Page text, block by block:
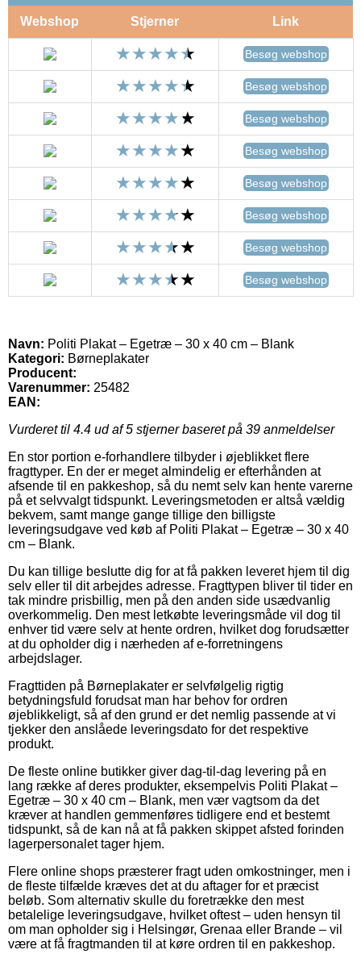
Webshop Stjerner Link
Besøg webshop
Besøg webshop
Besøg webshop
Besøg webshop
Besøg webshop
Besøg webshop
Besøg webshop
Besøg webshop
Navn: Politi Plakat – Egetræ – 30 x 40 cm – Blank
Kategori: Børneplakater
Producent:
Varenummer: 25482
EAN:
Vurderet til 4.4 ud af 5 stjerner baseret på 39 anmeldelser
En stor portion e-forhandlere tilbyder i øjeblikket flere
fragttyper. En der er meget almindelig er efterhånden at
afsende til en pakkeshop, så du nemt selv kan hente varerne
på et selvvalgt tidspunkt. Leveringsmetoden er altså vældig
bekvem, samt mange gange tillige den billigste
leveringsudgave ved køb af Politi Plakat – Egetræ – 30 x 40
cm – Blank.
Du kan tillige beslutte dig for at få pakken leveret hjem til dig
selv eller til dit arbejdes adresse. Fragttypen bliver til tider en
tak mindre prisbillig, men på den anden side usædvanlig
overkommelig. Den mest letkøbte leveringsmåde vil dog til
enhver tid være selv at hente ordren, hvilket dog forudsætter
at du opholder dig i nærheden af e-forretningens
arbejdslager.
Fragttiden på Børneplakater er selvfølgelig rigtig
betydningsfuld forudsat man har behov for ordren
øjeblikkeligt, så af den grund er det nemlig passende at vi
tjekker den anslåede leveringsdato for det respektive
produkt.
De fleste online butikker giver dag-til-dag levering på en
lang række af deres produkter, eksempelvis Politi Plakat –
Egetræ – 30 x 40 cm – Blank, men vær vagtsom da det
kræver at handlen gemmenføres tidligere end et bestemt
tidspunkt, så de kan nå at få pakken skippet afsted forinden
lagerpersonalet tager hjem.
Flere online shops præsterer fragt uden omkostninger, men i
de fleste tilfælde kræves det at du aftager for et præcist
beløb. Som alternativ skulle du foretrække den mest
betalelige leveringsudgave, hvilket oftest – uden hensyn til
om man opholder sig i Helsingør, Grenaa eller Brande – vil
være at få fragtmanden til at køre ordren til en pakkeshop.